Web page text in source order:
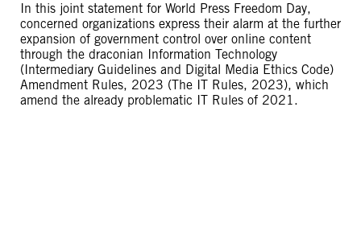
In this joint statement for World Press Freedom Day,
concerned organizations express their alarm at the further
expansion of government control over online content
through the draconian Information Technology
(Intermediary Guidelines and Digital Media Ethics Code)
Amendment Rules, 2023 (The IT Rules, 2023), which
amend the already problematic IT Rules of 2021.